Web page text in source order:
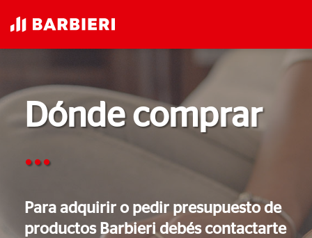
Dónde comprar
...
Para adquirir o pedir presupuesto de
productos Barbieri debés contactarte